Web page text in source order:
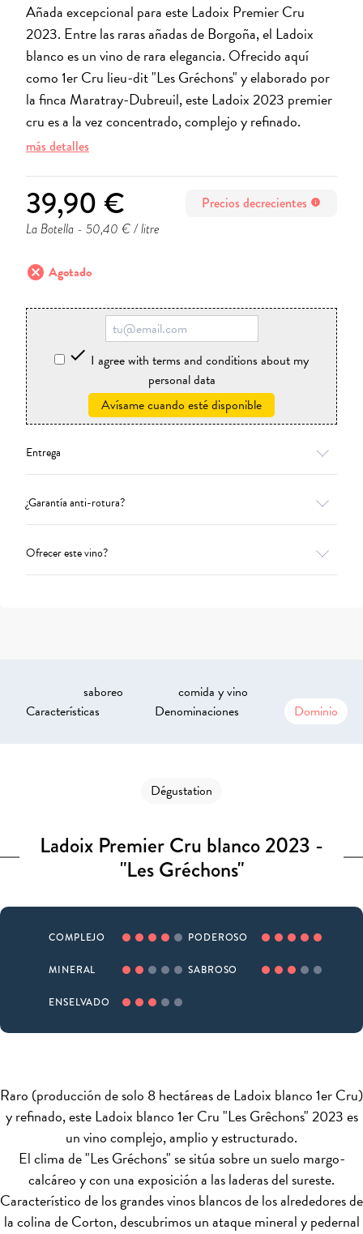
Añada excepcional para este Ladoix Premier Cru
2023. Entre las raras añadas de Borgoña, el Ladoix
blanco es un vino de rara elegancia. Ofrecido aquí
como 1er Cru lieu-dit "Les Gréchons" y elaborado por
la finca Maratray-Dubreuil, este Ladoix 2023 premier
cru es a la vez concentrado, complejo y refinado.
más detalles
39,90 € Precios decrecientes info
La Botella - 50,40 € / litre
cancel Agotado
 I agree with terms and conditions about my
personal data
Avísame cuando esté disponible
Entrega
¿Garantía anti-rotura?
Ofrecer este vino?
saboreo
comida y vino
Características
Denominaciones Dominio
Dégustation
Ladoix Premier Cru blanco 2023 -
"Les Gréchons"
COMPLEJO PODEROSO
MINERAL SABROSO
ENSELVADO
Raro (producción de solo 8 hectáreas de Ladoix blanco 1er Cru)
y refinado, este Ladoix blanco 1er Cru "Les Grêchons" 2023 es
un vino complejo, amplio y estructurado.
El clima de "Les Gréchons" se sitúa sobre un suelo margo-
calcáreo y con una exposición a las laderas del sureste.
Característicode los grandes vinos blancos de los alrededores de
la colina de Corton, descubrimos un ataque mineral y pedernal